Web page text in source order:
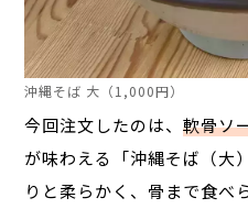
沖縄そば 大（1,000円）
今回注文したのは、軟骨ソ
が味わえる「沖縄そば（大
りと柔らかく、骨まで食べ